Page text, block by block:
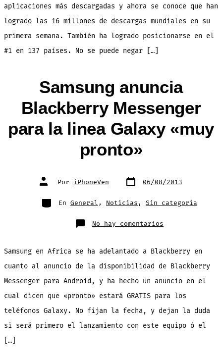
vs
aplicaciones más descargadas y ahora se conoce que han
logrado las 16 millones de descargas mundiales en su
primera semana. También ha logrado posicionarse en el
#1 en 137 países. No se puede negar […]
Samsung anuncia
Blackberry Messenger
para la linea Galaxy «muy
pronto»
Autor
de Por iPhoneVen Fecha
de 06/08/2013
Categorías
En General , Noticias , Sin categoría
No hay comentarios
Samsung
Messenger
para
linea
Galaxy
«muy
pronto»
Samsung en Africa se ha adelantado a Blackberry en
cuanto al anuncio de la disponibilidad de Blackberry
Messenger para Android, y ha hecho un anuncio en el
cual dicen que «pronto» estará GRATIS para los
teléfonos Galaxy. No fijan la fecha, y dejan la duda
si será primero el lanzamiento con este equipo ó el
[…]